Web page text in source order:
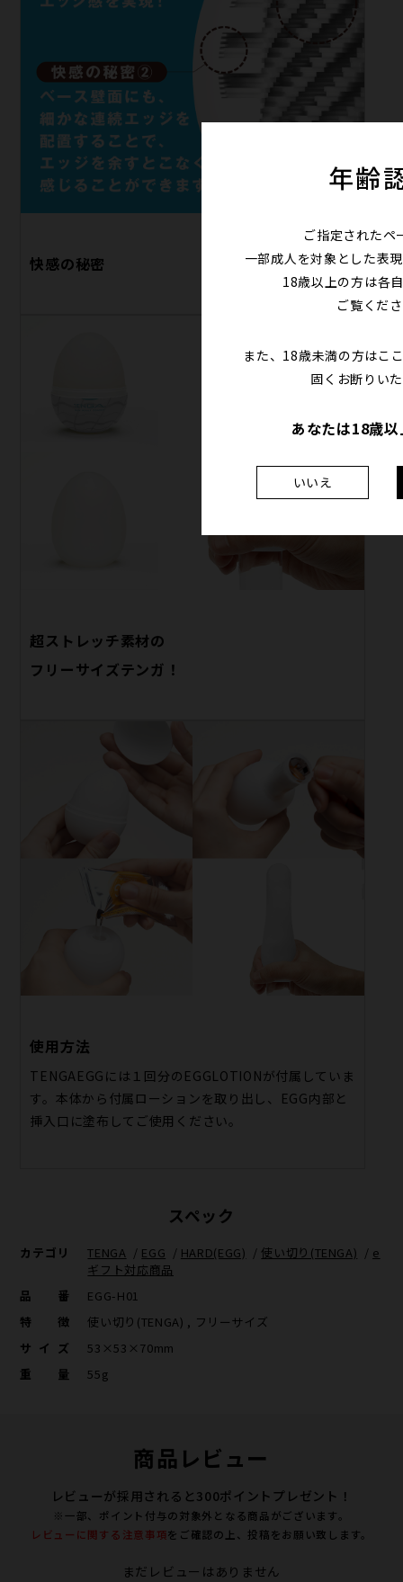
快感の秘密
超ストレッチ素材の
フリーサイズテンガ！
使用方法
TENGAEGGには１回分のEGGLOTIONが付属していま
す。本体から付属ローションを取り出し、EGG内部と
挿入口に塗布してご使用ください。
スペック
カテゴリ TENGA / EGG / HARD(EGG) / 使い切り(TENGA) / e
ギフト対応商品
品番
EGG-H01
特徴
使い切り(TENGA) , フリーサイズ
サイズ
53×53×70mm
重量
55g
商品レビュー
レビューが採用されると300ポイントプレゼント！
※一部、ポイント付与の対象外となる商品がございます。
レビューに関する注意事項をご確認の上、投稿をお願い致します。
まだレビューはありません
年齢
ご指定されたペ
一部成人を対象とした表
18歳以上の方は各
ご覧くだ
また、18歳未満の方はこ
固くお断りい
あなたは18歳
いいえ